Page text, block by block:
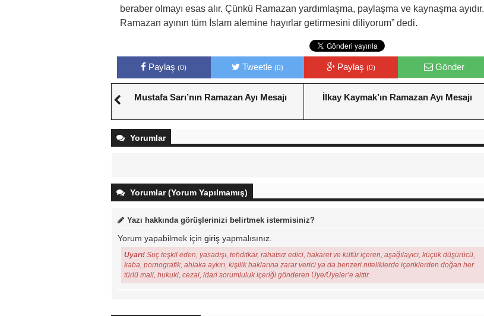
beraber olmayı esas alır. Çünkü Ramazan yardımlaşma, paylaşma ve kaynaşma ayıdır.
Ramazan ayının tüm İslam alemine hayırlar getirmesini diliyorum” dedi.
Paylaş(0) Tweetle (0) Paylaş (0) Gönder
Mustafa Sarı’nın Ramazan Ayı Mesajı İlkay Kaymak’ın Ramazan Ayı Mesajı
Yorumlar
Yorumlar (Yorum Yapılmamış)
Yazı hakkında görüşlerinizi belirtmek istermisiniz?
Yorum yapabilmek için giriş yapmalısınız.
Uyarı! Suç teşkil eden, yasadışı, tehditkar, rahatsız edici, hakaret ve küfür içeren, aşağılayıcı, küçük düşürücü,
kaba, pornografik, ahlaka aykırı, kişilik haklarına zarar verici ya da benzeri niteliklerde içeriklerden doğan her
türlü mali, hukuki, cezai, idari sorumluluk içeriği gönderen Üye/Üyeler’e aittir.